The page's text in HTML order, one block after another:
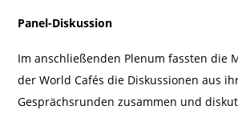
Panel-Diskussion
Im anschließenden Plenum fassten die
der World Cafés die Diskussionen aus
Gesprächsrunden zusammen und